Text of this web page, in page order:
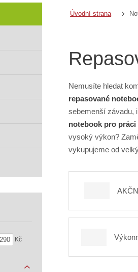
Úvodní strana
Nemusíte hledat
repasované
sebemenší závadu,
notebook pro práci
vysoký výkon?
vykupujeme od
Kč